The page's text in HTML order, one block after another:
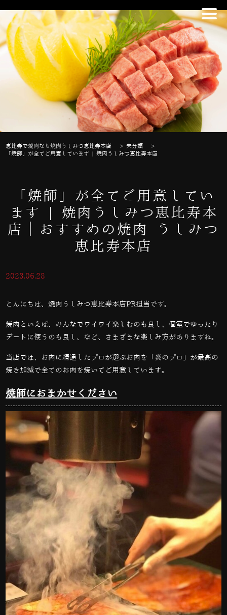
恵比寿で焼肉なら焼肉うしみつ恵比寿本店 >未分類
>
「焼師」が全てご用意しています | 焼肉うしみつ恵比寿本店
「焼師」が全てご用意してい
ます | 焼肉うしみつ恵比寿本
店｜おすすめの焼肉 うしみつ
恵比寿本店
2023.06.28
こんにちは、焼肉うしみつ恵比寿本店PR担当です。
焼肉といえば、みんなでワイワイ楽しむのも良し、個室でゆったり
デートに使うのも良し、など、さまざまな楽しみ方がありますね。
当店では、お肉に精通したプロが選ぶお肉を「炎のプロ」が最高の
焼き加減で全てのお肉を焼いてご用意しています。
焼師におまかせください